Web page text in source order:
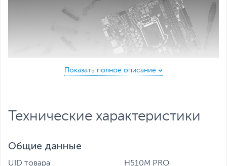
температуры процессора и видеокарты с помощью
технологии MSI AI ENGINE.
Светодиодные индикаторы, соответствующие всем
ключевым компонентам, помогут быстро найти
Технические характеристики
Общие данные
UID товара H510M PRO